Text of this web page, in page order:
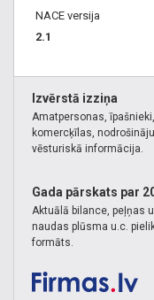
NACE versija
2.1
Izvērstā izziņa
Amatpersonas,
komercķīlas,
vēsturiskā informācija.
Gada pārskats par
Aktuālā bilance, peļņas
naudas plūsma u.c.
formāts.